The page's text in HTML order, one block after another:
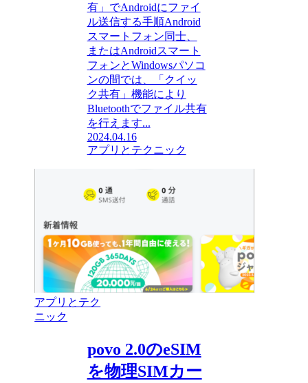
有」でAndroidにファイ
ル送信する手順Android
スマートフォン同士、
またはAndroidスマート
フォンとWindowsパソコ
ンの間では、「クイッ
ク共有」機能により
Bluetoothでファイル共有
を行えます...
2024.04.16
アプリとテクニック
アプリとテク
ニック
povo 2.0のeSIM
を物理SIMカー